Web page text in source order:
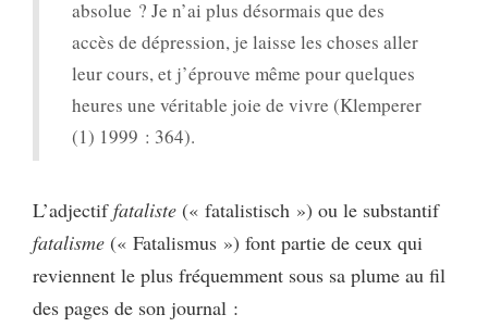
absolue ? Je n’ai plus désormais que des
accès de dépression, je laisse les choses aller
leur cours, et j’éprouve même pour quelques
heures une véritable joie de vivre (Klemperer
(1) 1999 : 364).
L’adjectiffataliste (« fatalistisch ») ou le substantif
fatalisme (« Fatalismus ») font partie de ceux qui
reviennent le plus fréquemment sous sa plume au fil
des pages de son journal :